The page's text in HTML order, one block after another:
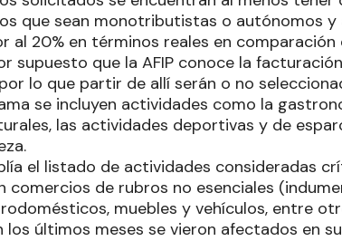
que sean monotributistas o autónomos
al 20% en términos reales en comparación
supuesto que la AFIP conoce la
lo que partir de allí serán o no
se incluyen actividades como la
las actividades deportivas y de
el listado de actividades consideradas
comercios de rubros no esenciales
muebles y vehículos, entre
los últimos meses se vieron afectados en